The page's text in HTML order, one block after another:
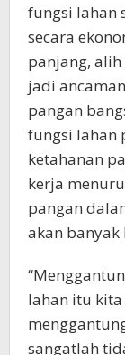
fungsi lahan
secara
panjang,
jadi
pangan
fungsi lahan
ketahanan
kerja
pangan
akan
lahan itu
sangatlah